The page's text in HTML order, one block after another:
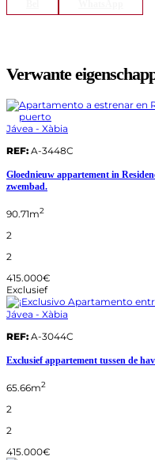
Verwante
Jávea - Xàbia
REF: A-3448C
Gloednieuw appartement in
zwembad.
90.71m2
2
2
415.000€
Exclusief
Jávea - Xàbia
REF: A-3044C
Exclusief appartement tussen de
65.66m2
2
2
415.000€